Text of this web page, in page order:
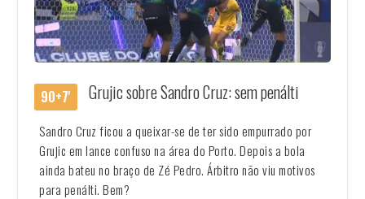
90+7' Grujic sobre Sandro Cruz: sem penálti
Sandro Cruz ficou a queixar-se de ter sido empurrado por
Grujic em lance confuso na área do Porto. Depois a bola
ainda bateu no braço de Zé Pedro. Árbitro não viu motivos
para penálti. Bem?